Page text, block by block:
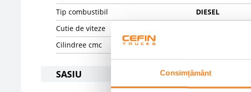
Consimțământ
Tip combustibil
DIESEL
Cutie de viteze
Cilindree cmc
SASIU